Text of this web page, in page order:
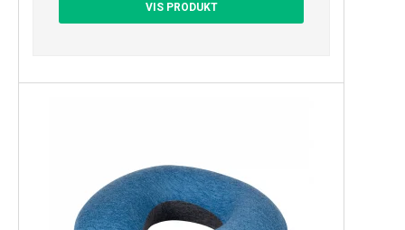
VIS PRODUKT